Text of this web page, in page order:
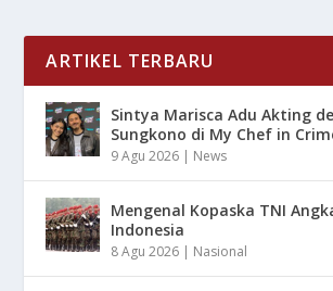
ARTIKEL TERBARU
Sintya Marisca Adu Akting
Sungkono di My Chef in
9 Agu 2026 | News
Mengenal Kopaska TNI
Indonesia
8 Agu 2026 | Nasional